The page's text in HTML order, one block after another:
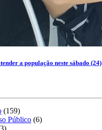
a população neste sábado (24)
(159)
Público (6)